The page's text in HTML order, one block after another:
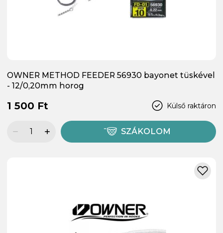
OWNER METHOD FEEDER 56930 bayonet tüskével
- 12/0,20mm horog
Külső raktáron
1 500 Ft
SZÁKOLOM